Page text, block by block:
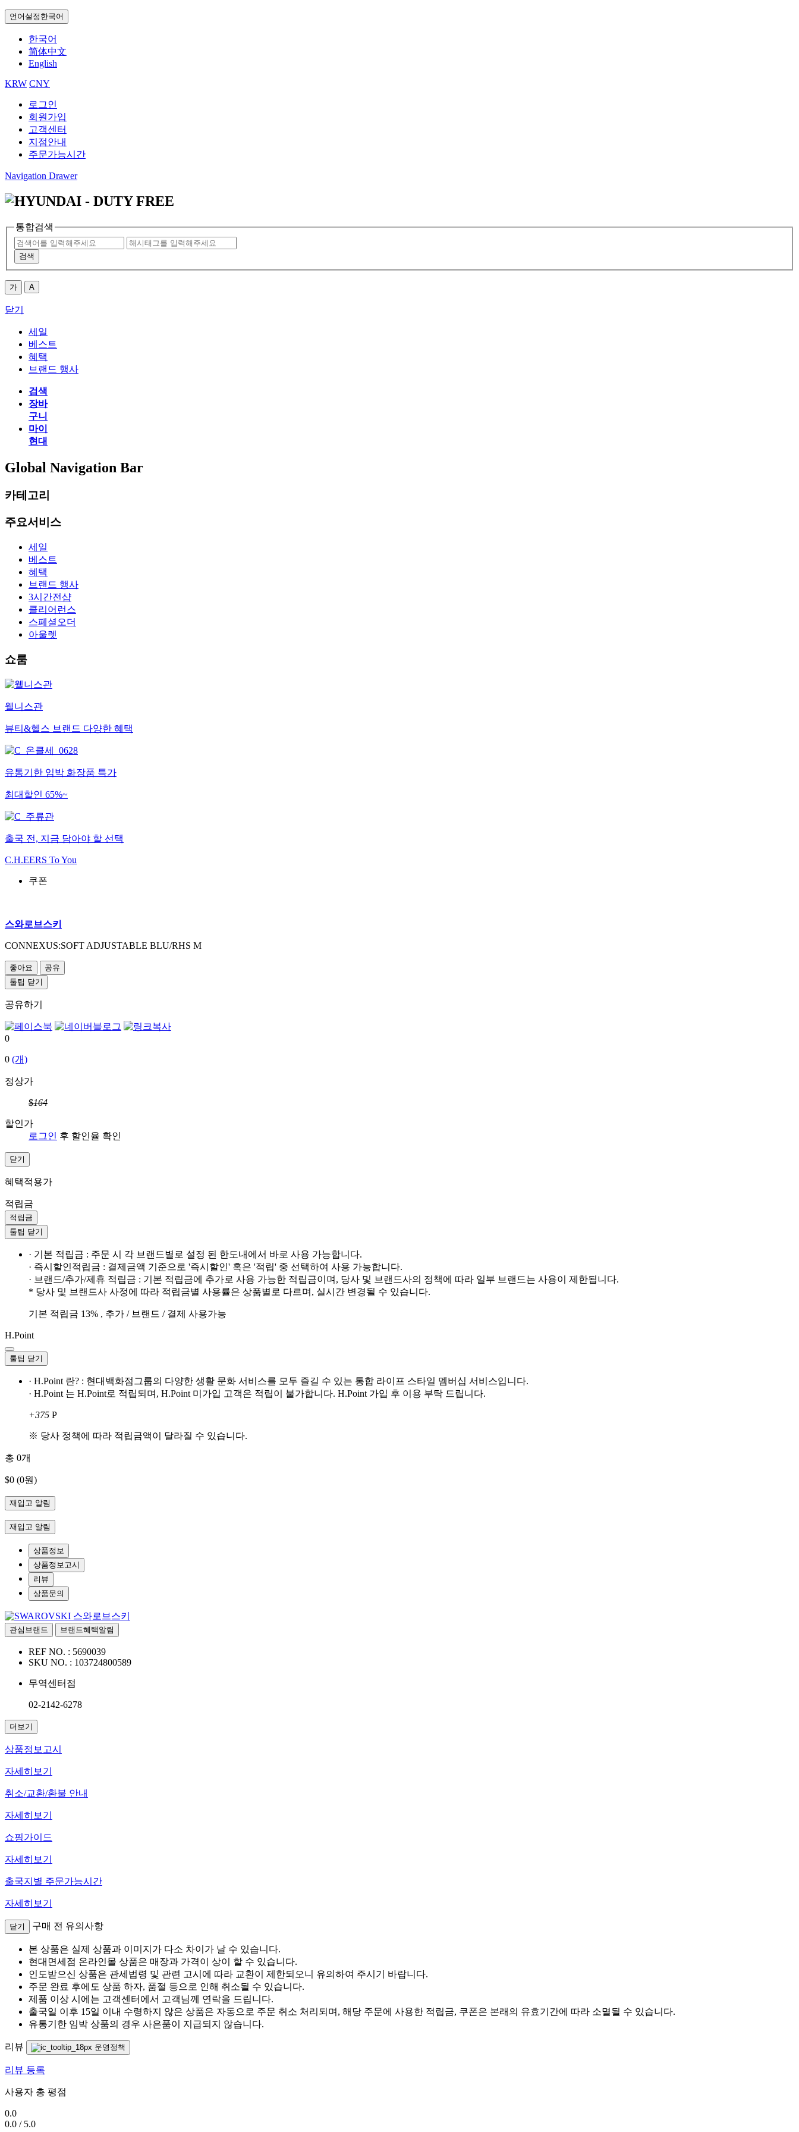
언어설정 한국어
한국어
简体中文
English
KRW CNY
로그인
회원가입
고객센터
지점안내
주문가능시간
Navigation Drawer
통합검색
검색
가 A
닫기
세일
베스트
혜택
브랜드 행사
검색
장바
구니
마이
현대
Global Navigation Bar
카테고리
주요서비스
세일
베스트
혜택
브랜드 행사
3시간전샵
클리어런스
스페셜오더
아울렛
쇼룸
웰니스관
뷰티&헬스 브랜드 다양한 혜택
유통기한 임박 화장품 특가
최대할인 65%~
출국 전, 지금 담아야 할 선택
C.H.EERS To You
쿠폰
스와로브스키
CONNEXUS:SOFT ADJUSTABLE BLU/RHS M
좋아요
공유
툴팁 닫기
공유하기
0
0 (개)
정상가
$164
할인가
로그인 후 할인율 확인
닫기
혜택적용가
적립금
적립금
툴팁 닫기
· 기본 적립금 : 주문 시 각 브랜드별로 설정 된 한도내에서 바로 사용 가능합니다.
· 즉시할인적립금 : 결제금액 기준으로 '즉시할인' 혹은 '적립' 중 선택하여 사용 가능합니다.
· 브랜드/추가/제휴 적립금 : 기본 적립금에 추가로 사용 가능한 적립금이며, 당사 및 브랜드사의 정책에 따라 일부 브랜드는 사용이 제한됩니다.
* 당사 및 브랜드사 사정에 따라 적립금별 사용률은 상품별로 다르며, 실시간 변경될 수 있습니다.
기본 적립금 13% , 추가 / 브랜드 / 결제 사용가능
H.Point
툴팁 닫기
· H.Point 란? : 현대백화점그룹의 다양한 생활 문화 서비스를 모두 즐길 수 있는 통합 라이프 스타일 멤버십 서비스입니다.
· H.Point 는 H.Point로 적립되며, H.Point 미가입 고객은 적립이 불가합니다. H.Point 가입 후 이용 부탁 드립니다.
+375 P
※ 당사 정책에 따라 적립금액이 달라질 수 있습니다.
총 0개
$0 (0원)
재입고 알림
재입고 알림
상품정보
상품정보고시
리뷰
상품문의
스와로브스키
관심브랜드 브랜드혜택알림
REF NO. : 5690039
SKU NO. : 103724800589
무역센터점
02-2142-6278
더보기
상품정보고시
자세히보기
취소/교환/환불 안내
자세히보기
쇼핑가이드
자세히보기
출국지별 주문가능시간
자세히보기
닫기 구매 전 유의사항
본 상품은 실제 상품과 이미지가 다소 차이가 날 수 있습니다.
현대면세점 온라인몰 상품은 매장과 가격이 상이 할 수 있습니다.
인도받으신 상품은 관세법령 및 관련 고시에 따라 교환이 제한되오니 유의하여 주시기 바랍니다.
주문 완료 후에도 상품 하자, 품절 등으로 인해 취소될 수 있습니다.
제품 이상 시에는 고객센터에서 고객님께 연락을 드립니다.
출국일 이후 15일 이내 수령하지 않은 상품은 자동으로 주문 취소 처리되며, 해당 주문에 사용한 적립금, 쿠폰은 본래의 유효기간에 따라 소멸될 수 있습니다.
유통기한 임박 상품의 경우 사은품이 지급되지 않습니다.
리뷰 운영정책
리뷰 등록
사용자 총 평점
0.0
0.0 / 5.0